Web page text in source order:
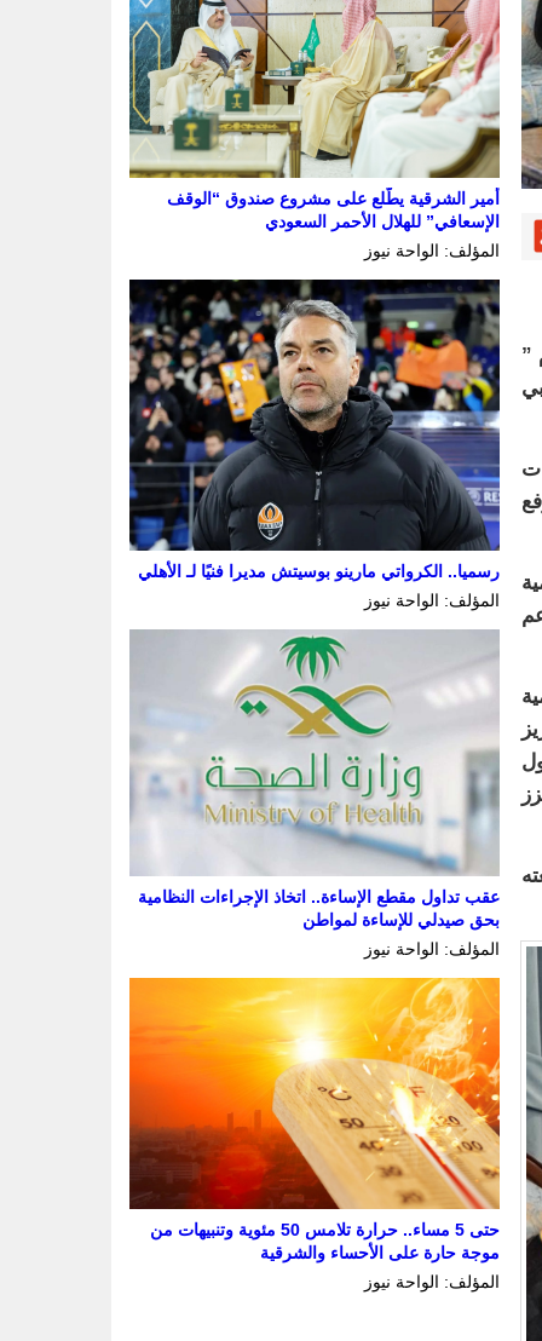
”
أمير الشرقية يطّلع على مشروع صندوق “الوقف
الإسعافي” للهلال الأحمر السعودي
المؤلف: الواحة نيوز
رسميا.. الكرواتي مارينو بوسيتش مديرا فنيًا لـ الأهلي
المؤلف: الواحة نيوز
عقب تداول مقطع الإساءة.. اتخاذ الإجراءات النظامية
بحق صيدلي للإساءة لمواطن
المؤلف: الواحة نيوز
حتى 5 مساء.. حرارة تلامس 50 مئوية وتنبيهات من
موجة حارة على الأحساء والشرقية
المؤلف: الواحة نيوز